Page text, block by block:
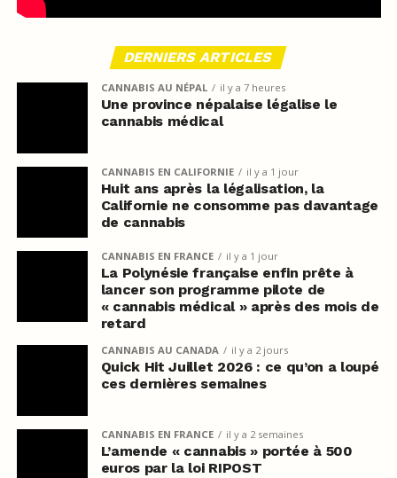
DERNIERS ARTICLES
CANNABIS AU NÉPAL il y a 7 heures
Une province népalaise légalise le
cannabis médical
CANNABIS EN CALIFORNIE il y a 1 jour
Huit ans après la légalisation, la
Californie ne consomme pas davantage
de cannabis
CANNABIS EN FRANCE il y a 1 jour
La Polynésie française enfin prête à
lancer son programme pilote de
« cannabis médical » après des mois de
retard
CANNABIS AU CANADA il y a 2 jours
Quick Hit Juillet 2026 : ce qu’on a loupé
ces dernières semaines
CANNABIS EN FRANCE il y a 2 semaines
L’amende « cannabis » portée à 500
euros par la loi RIPOST